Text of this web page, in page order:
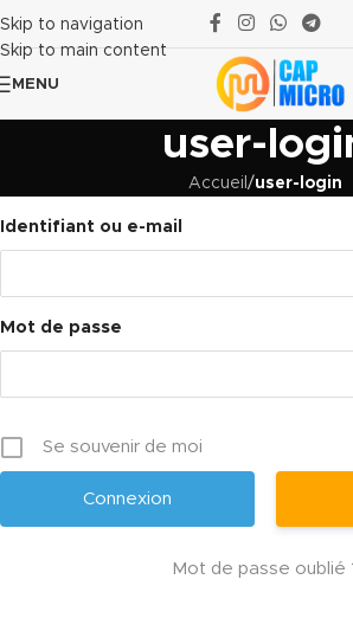
Skip to navigation
Skip to main content
MENU
user-
Accueil /user-login
Identifiant ou e-mail
Mot de passe
Se souvenir de moi
Mot de passe oublié